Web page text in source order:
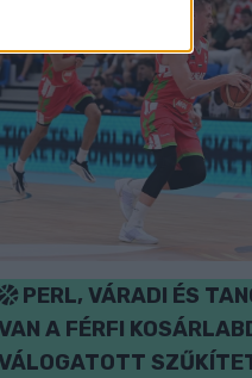
PERL, VÁRADI ÉS
A FÉRFI